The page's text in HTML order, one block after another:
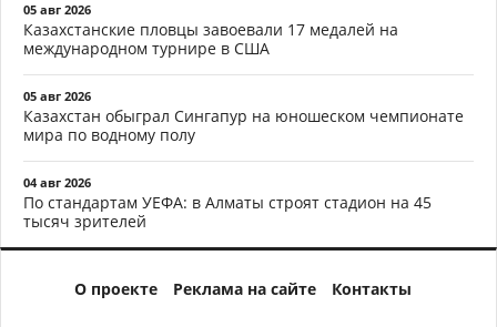
05 авг 2026
Казахстанские пловцы завоевали 17 медалей на
международном турнире в США
05 авг 2026
Казахстан обыграл Сингапур на юношеском чемпионате
мира по водному полу
04 авг 2026
По стандартам УЕФА: в Алматы строят стадион на 45
тысяч зрителей
О проекте Реклама на сайте Контакты